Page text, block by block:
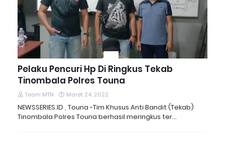
Pelaku Pencuri Hp Di Ringkus Tekab
Tinombala Polres Touna
Team MTN Maret 24, 2022
NEWSSERIES.ID , Touna -Tim Khusus Anti Bandit (Tekab)
Tinombala Polres Touna berhasil meringkus ter…